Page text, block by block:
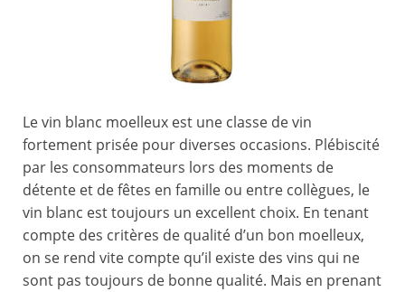
Le vin blanc moelleux est une classe de vin
fortement prisée pour diverses occasions. Plébiscité
par les consommateurs lors des moments de
détente et de fêtes en famille ou entre collègues, le
vin blanc est toujours un excellent choix. En tenant
compte des critères de qualité d’un bon moelleux,
on se rend vite compte qu’il existe des vins qui ne
sont pas toujours de bonne qualité. Mais en prenant